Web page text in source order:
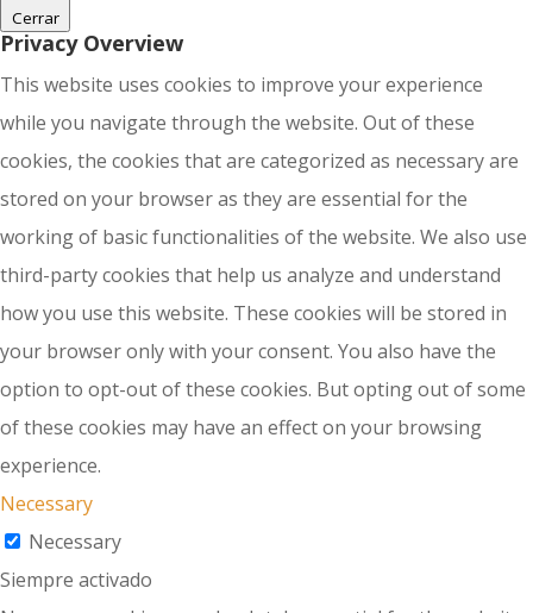
Cerrar
Privacy Overview
This website uses cookies to improve your experience
while you navigate through the website. Out of these
cookies, the cookies that are categorized as necessary are
stored on your browser as they are essential for the
working of basic functionalities of the website. We also use
third-party cookies that help us analyze and understand
how you use this website. These cookies will be stored in
your browser only with your consent. You also have the
option to opt-out of these cookies. But opting out of some
of these cookies may have an effect on your browsing
experience.
Necessary
Necessary
Siempre activado